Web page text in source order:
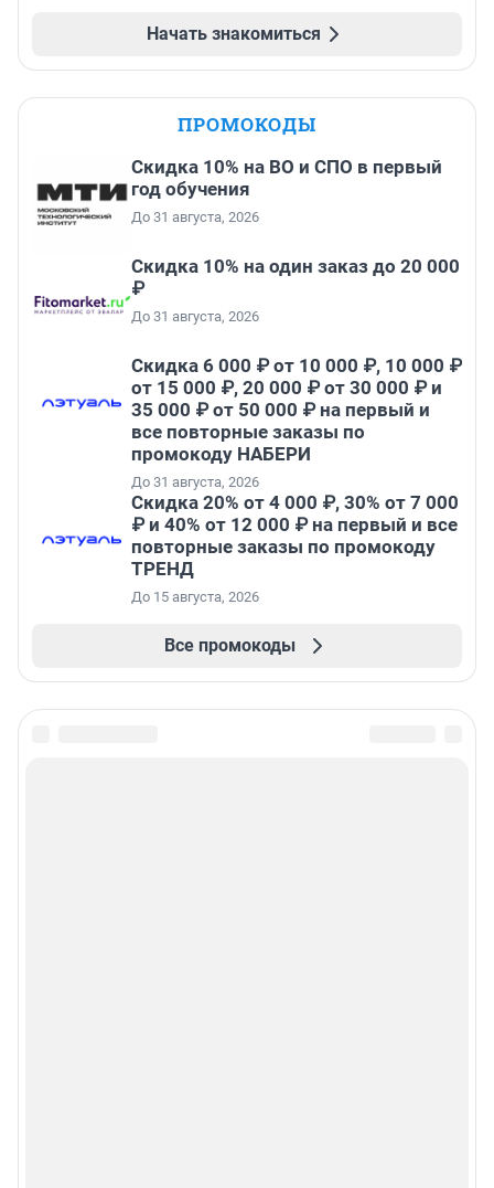
Начать знакомиться
ПРОМОКОДЫ
Скидка 10% на ВО и СПО в первый
год обучения
До 31 августа, 2026
Скидка 10% на один заказ до 20 000
₽
До 31 августа, 2026
Скидка 6 000 ₽ от 10 000 ₽, 10 000 ₽
от 15 000 ₽, 20 000 ₽ от 30 000 ₽ и
35 000 ₽ от 50 000 ₽ на первый и
все повторные заказы по
промокоду НАБЕРИ
До 31 августа, 2026
Скидка 20% от 4 000 ₽, 30% от 7 000
₽ и 40% от 12 000 ₽ на первый и все
повторные заказы по промокоду
ТРЕНД
До 15 августа, 2026
Все промокоды